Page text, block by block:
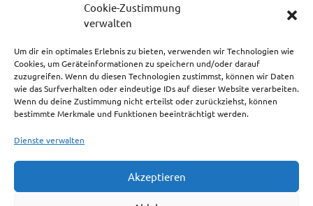
Cookie-Zustimmung
verwalten
Um dir ein optimales Erlebnis zu bieten, verwenden wir Technologien wie
Cookies, um Geräteinformationen zu speichern und/oder darauf
zuzugreifen. Wenn du diesen Technologien zustimmst, können wir Daten
wie das Surfverhalten oder eindeutige IDs auf dieser Website verarbeiten.
Wenn du deine Zustimmung nicht erteilst oder zurückziehst, können
bestimmte Merkmale und Funktionen beeinträchtigt werden.
Dienste verwalten
Akzeptieren
NEWSLETTERANMELDUNG
Impressum